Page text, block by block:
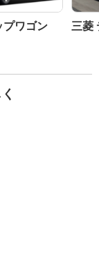
プワゴン 三菱